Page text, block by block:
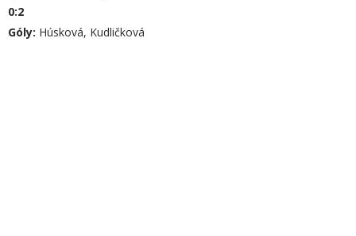
0:2
Góly: Húsková, Kudličková